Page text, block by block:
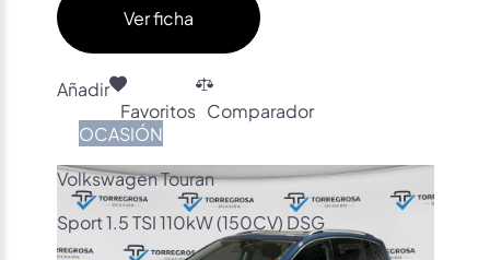
Ver ficha
Añadir
Favoritos Comparador
OCASIÓN
Volkswagen Touran
Sport 1.5 TSI 110kW (150CV) DSG